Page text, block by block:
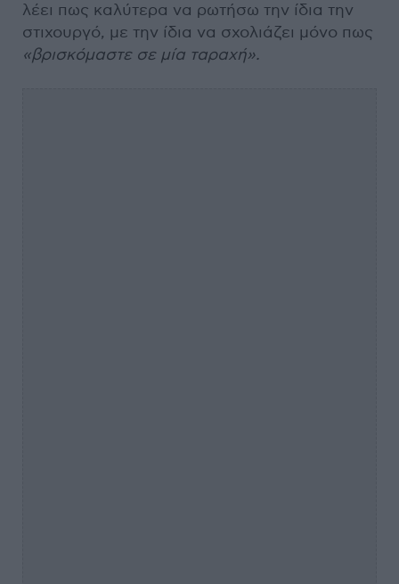
λέει πως καλύτερα να ρωτήσω την ίδια την
στιχουργό, με την ίδια να σχολιάζει μόνο πως
«βρισκόμαστε σε μία ταραχή».